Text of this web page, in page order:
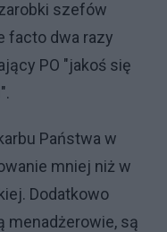
szefów
facto dwa razy
PO "jakoś się
Państwa w
mniej niż w
Dodatkowo
menadżerowie, są